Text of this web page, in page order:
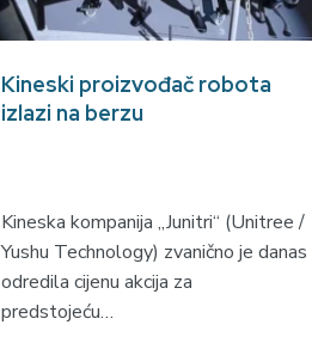
Kineski proizvođač robota
izlazi na berzu
Kineska kompanija „Junitri“ (Unitree /
Yushu Technology) zvanično je danas
odredila cijenu akcija za
predstojeću…